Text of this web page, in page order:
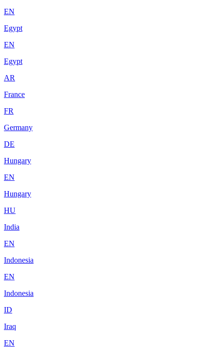
EN
Egypt
EN
Egypt
AR
France
FR
Germany
DE
Hungary
EN
Hungary
HU
India
EN
Indonesia
EN
Indonesia
ID
Iraq
EN